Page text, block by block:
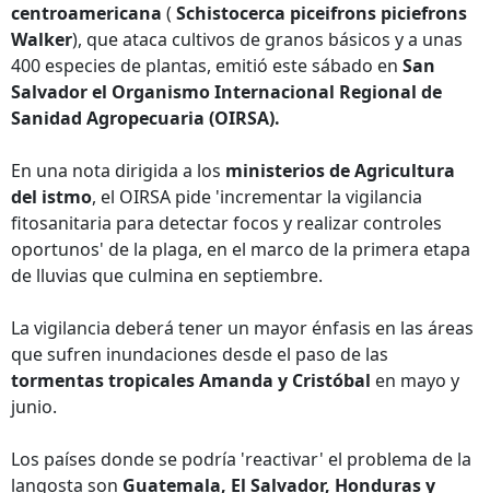
centroamericana ( Schistocerca piceifrons piciefrons
Walker), que ataca cultivos de granos básicos y a unas
400 especies de plantas, emitió este sábado en San
Salvador el Organismo Internacional Regional de
Sanidad Agropecuaria (OIRSA).
En una nota dirigida a los ministerios de Agricultura
del istmo, el OIRSA pide 'incrementar la vigilancia
fitosanitaria para detectar focos y realizar controles
oportunos' de la plaga, en el marco de la primera etapa
de lluvias que culmina en septiembre.
La vigilancia deberá tener un mayor énfasis en las áreas
que sufren inundaciones desde el paso de las
tormentas tropicales Amanda y Cristóbal en mayo y
junio.
Los países donde se podría 'reactivar' el problema de la
langosta son Guatemala, El Salvador, Honduras y